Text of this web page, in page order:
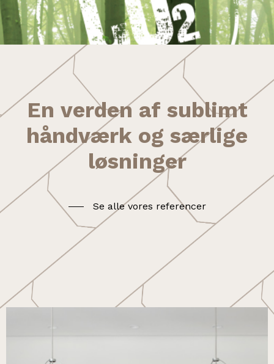
En verden af sublimt
håndværk og særlige
løsninger
Se alle vores referencer